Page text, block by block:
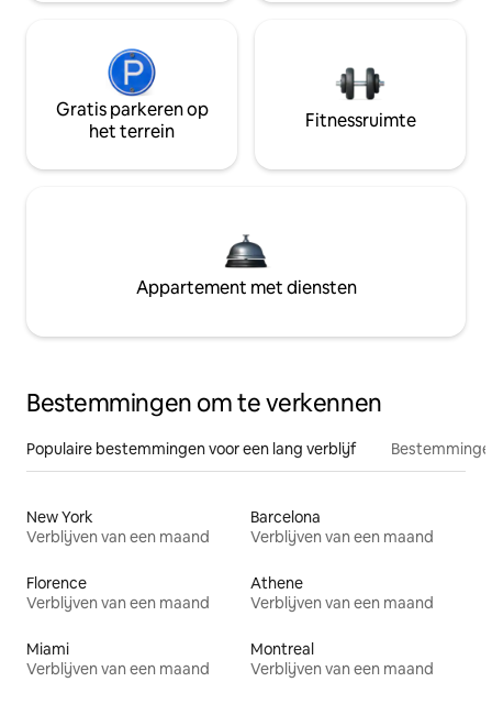
Gratis parkeren op
het terrein
Fitnessruimte
Appartement met diensten
Bestemmingen om te verkennen
Populaire bestemmingen voor een lang verblijf
New York
Verblijven van een maand
Barcelona
Verblijven van een maand
Florence
Verblijven van een maand
Athene
Verblijven van een maand
Miami
Verblijven van een maand
Montreal
Verblijven van een maand